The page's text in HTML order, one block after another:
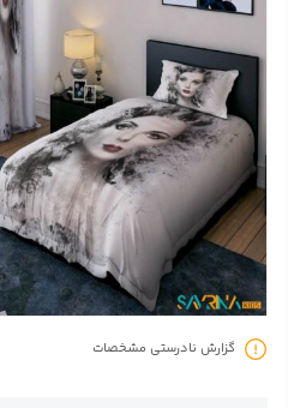
گزارش نادرستی مشخصات